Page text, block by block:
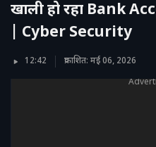
खाली हो रहा Bank
| Cyber Security
12:42 प्रकाशित: मई 06, 2026